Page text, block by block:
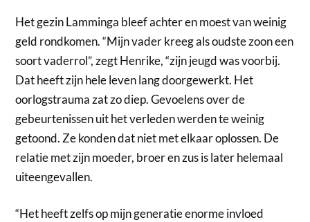
Het gezin Lamminga bleef achter en moest van weinig
geld rondkomen. “Mijn vader kreeg als oudste zoon een
soort vaderrol”, zegt Henrike, “zijn jeugd was voorbij.
Dat heeft zijn hele leven lang doorgewerkt. Het
oorlogstrauma zat zo diep. Gevoelens over de
gebeurtenissen uit het verleden werden te weinig
getoond. Ze konden dat niet met elkaar oplossen. De
relatie met zijn moeder, broer en zus is later helemaal
uiteengevallen.
“Het heeft zelfs op mijn generatie enorme invloed